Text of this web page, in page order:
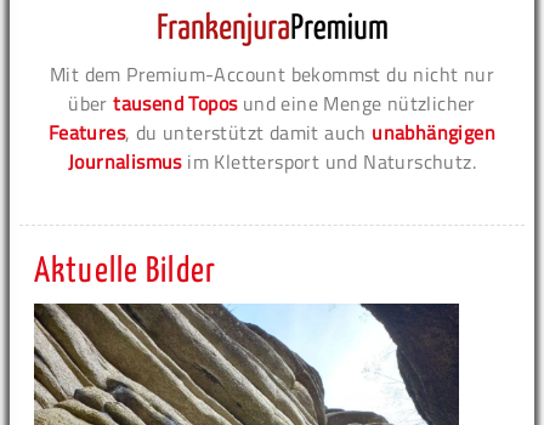
Mit dem Premium-Account bekommst du nicht nur
übertausend Toposund eine Menge nützlicher
Features, du unterstützt damit auch unabhängigen
Journalismusim Klettersport und Naturschutz.
Aktuelle Bilder